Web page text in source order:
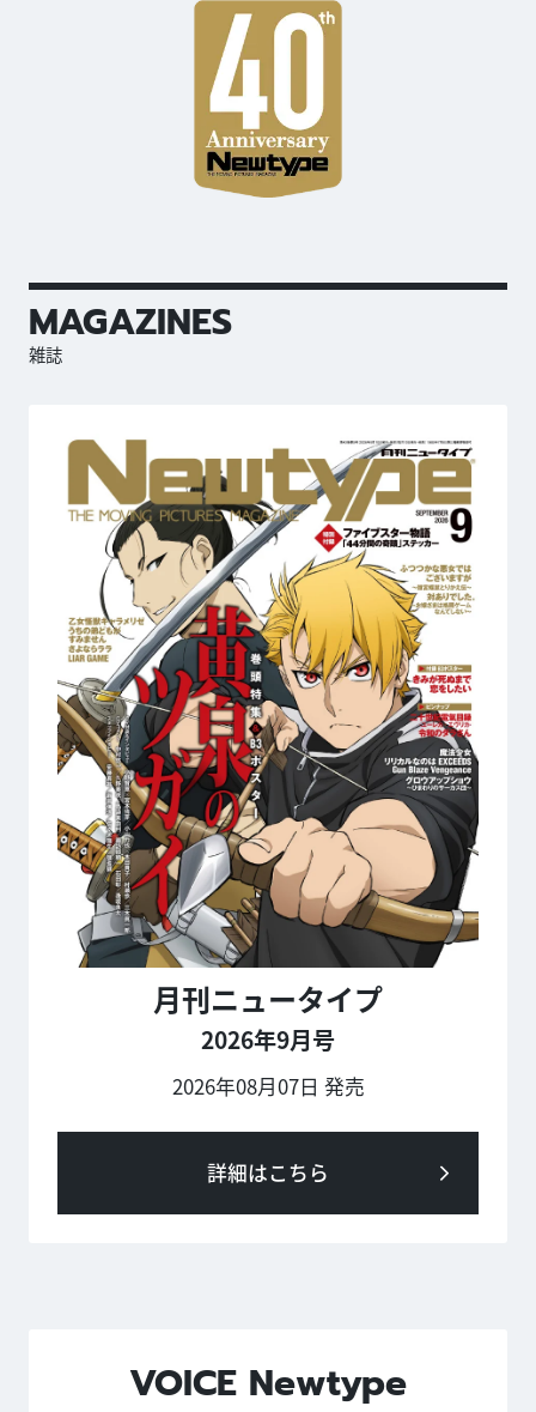
MAGAZINES
雑誌
月刊ニュータイプ
2026年9月号
2026年08月07日 発売
詳細はこちら
VOICE Newtype